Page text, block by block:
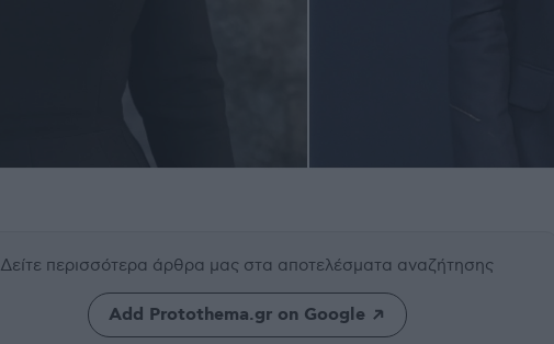
Δείτε περισσότερα άρθρα μας στα αποτελέσματα αναζήτησης
Add Protothema.gr on Google